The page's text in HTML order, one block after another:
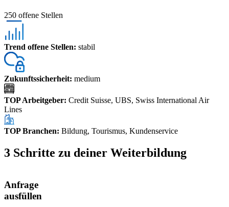
250 offene Stellen
Trend offene Stellen: stabil
Zukunftssicherheit: medium
TOP Arbeitgeber: Credit Suisse, UBS, Swiss International Air
Lines
TOP Branchen: Bildung, Tourismus, Kundenservice
3 Schritte zu deiner Weiterbildung
Anfrage
ausfüllen